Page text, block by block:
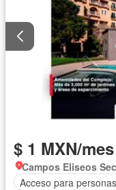
$ 1 MXN/mes
Campos Eliseos
Acceso para